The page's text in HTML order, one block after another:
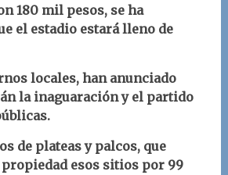
180 mil pesos, se ha
el estadio estará lleno de
locales, han anunciado
la inaguaración y el partido
de plateas y palcos, que
esos sitios por 99